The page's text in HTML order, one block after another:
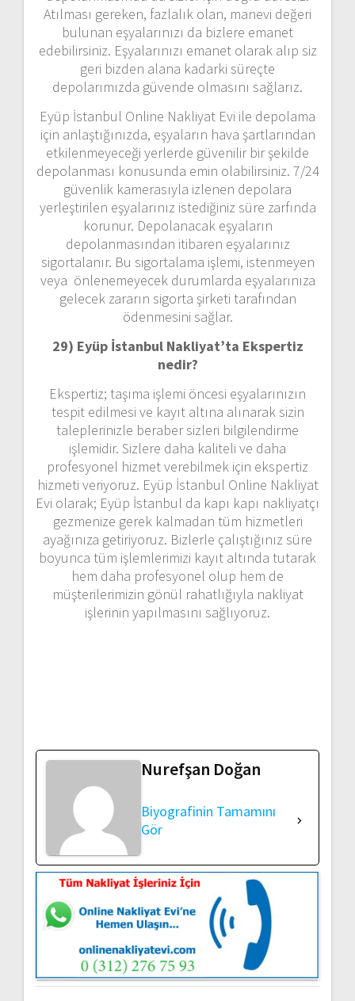
Atılması gereken, fazlalık olan, manevi değeri
bulunan eşyalarınızı da bizlere emanet
edebilirsiniz. Eşyalarınızı emanet olarak alıp siz
geri bizden alana kadarki süreçte
depolarımızda güvende olmasını sağlarız.
Eyüp İstanbul Online Nakliyat Evi ile depolama
için anlaştığınızda, eşyaların hava şartlarından
etkilenmeyeceği yerlerde güvenilir bir şekilde
depolanması konusunda emin olabilirsiniz. 7/24
güvenlik kamerasıyla izlenen depolara
yerleştirilen eşyalarınız istediğiniz süre zarfında
korunur. Depolanacak eşyaların
depolanmasından itibaren eşyalarınız
sigortalanır. Bu sigortalama işlemi, istenmeyen
veya önlenemeyecek durumlarda eşyalarınıza
gelecek zararın sigorta şirketi tarafından
ödenmesini sağlar.
29) Eyüp İstanbul Nakliyat’ta Ekspertiz
nedir?
Ekspertiz; taşıma işlemi öncesi eşyalarınızın
tespit edilmesi ve kayıt altına alınarak sizin
taleplerinizle beraber sizleri bilgilendirme
işlemidir. Sizlere daha kaliteli ve daha
profesyonel hizmet verebilmek için ekspertiz
hizmeti veriyoruz. Eyüp İstanbul Online Nakliyat
Evi olarak; Eyüp İstanbul da kapı kapı nakliyatçı
gezmenize gerek kalmadan tüm hizmetleri
ayağınıza getiriyoruz. Bizlerle çalıştığınız süre
boyunca tüm işlemlerimizi kayıt altında tutarak
hem daha profesyonel olup hem de
müşterilerimizin gönül rahatlığıyla nakliyat
işlerinin yapılmasını sağlıyoruz.
Nurefşan Doğan
Biyografinin Tamamını
Gör